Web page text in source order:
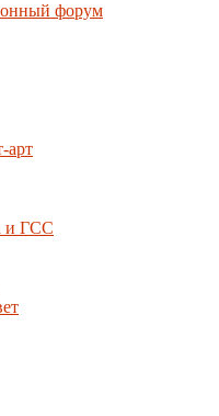
форум
арт
и ГСС